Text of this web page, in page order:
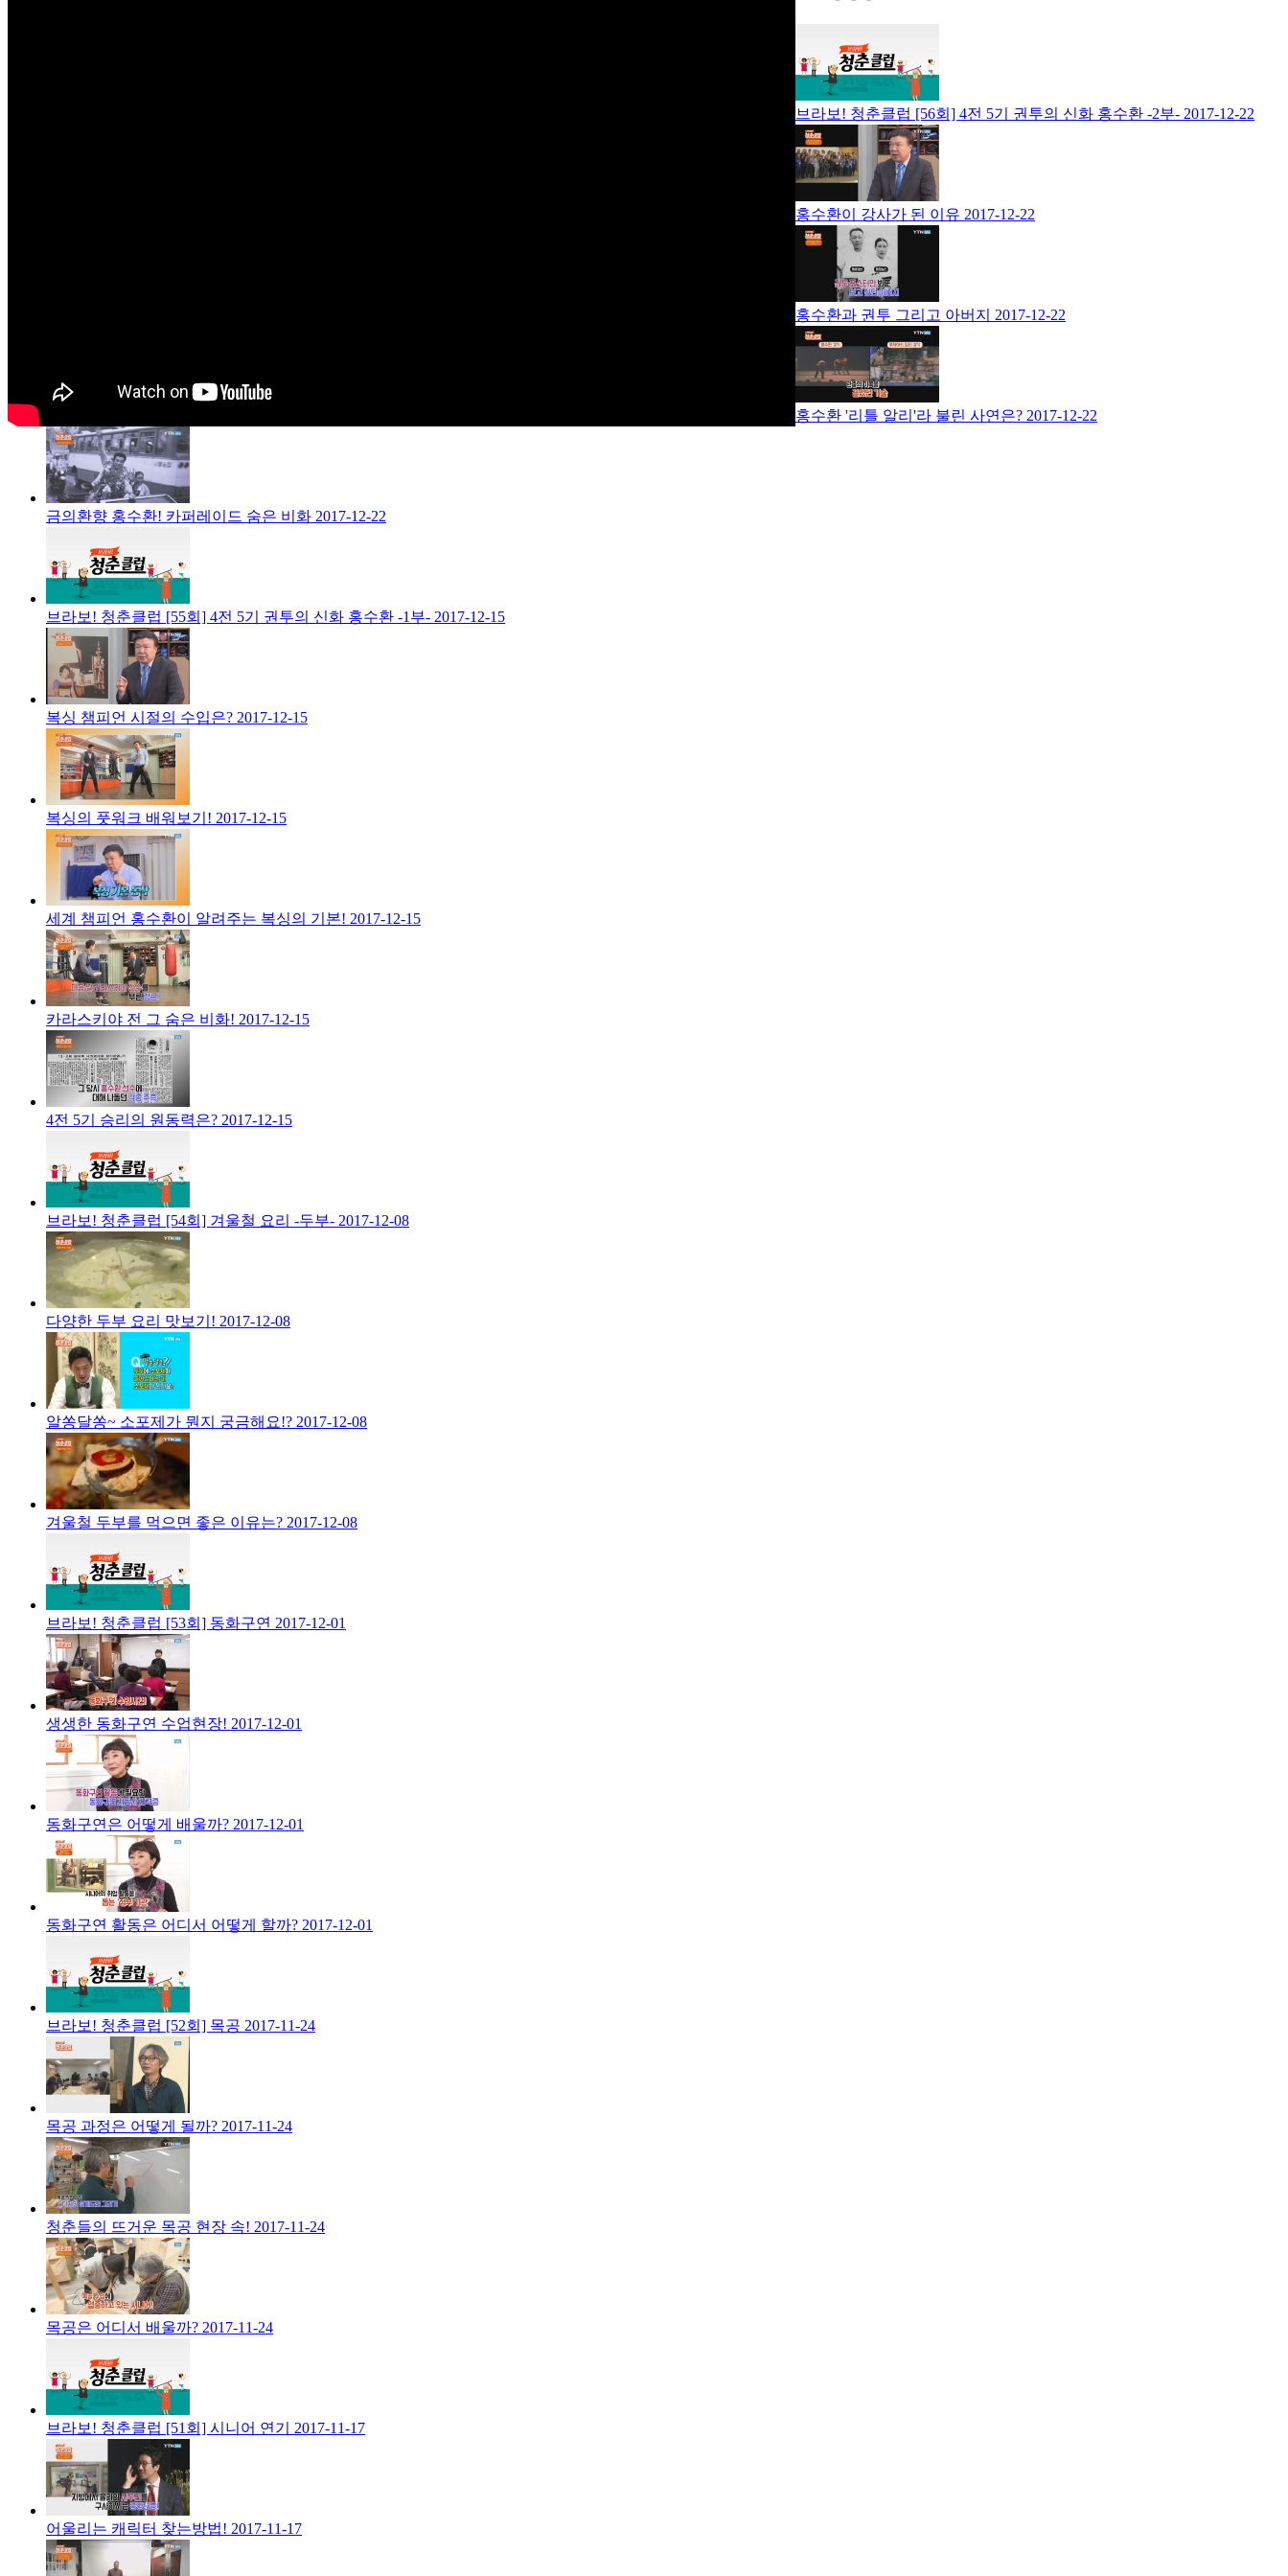
브라보! 청춘클럽 [56회] 4전 5기 권투의 신화 홍수환 -2부- 2017-12-22
홍수환이 강사가 된 이유 2017-12-22
홍수환과 권투 그리고 아버지 2017-12-22
홍수환 '리틀 알리'라 불린 사연은? 2017-12-22
금의환향 홍수환! 카퍼레이드 숨은 비화 2017-12-22
브라보! 청춘클럽 [55회] 4전 5기 권투의 신화 홍수환 -1부- 2017-12-15
복싱 챔피언 시절의 수입은? 2017-12-15
복싱의 풋워크 배워보기! 2017-12-15
세계 챔피언 홍수환이 알려주는 복싱의 기본! 2017-12-15
카라스키야 전 그 숨은 비화! 2017-12-15
4전 5기 승리의 원동력은? 2017-12-15
브라보! 청춘클럽 [54회] 겨울철 요리 -두부- 2017-12-08
다양한 두부 요리 맛보기! 2017-12-08
알쏭달쏭~ 소포제가 뭔지 궁금해요!? 2017-12-08
겨울철 두부를 먹으면 좋은 이유는? 2017-12-08
브라보! 청춘클럽 [53회] 동화구연 2017-12-01
생생한 동화구연 수업현장! 2017-12-01
동화구연은 어떻게 배울까? 2017-12-01
동화구연 활동은 어디서 어떻게 할까? 2017-12-01
브라보! 청춘클럽 [52회] 목공 2017-11-24
목공 과정은 어떻게 될까? 2017-11-24
청춘들의 뜨거운 목공 현장 속! 2017-11-24
목공은 어디서 배울까? 2017-11-24
브라보! 청춘클럽 [51회] 시니어 연기 2017-11-17
어울리는 캐릭터 찾는방법! 2017-11-17